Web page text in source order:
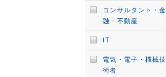
コンサルタント・金
融・不動産
IT
電気・電子・機械技
術者